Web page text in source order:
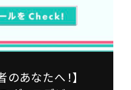
あなたへ！】